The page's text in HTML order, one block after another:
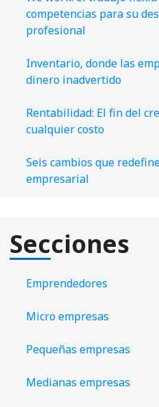
competencias para su
profesional
Inventario, donde las
dinero inadvertido
Rentabilidad: El fin del
cualquier costo
Seis cambios que
empresarial
Secciones
Emprendedores
Micro empresas
Pequeñas empresas
Medianas empresas